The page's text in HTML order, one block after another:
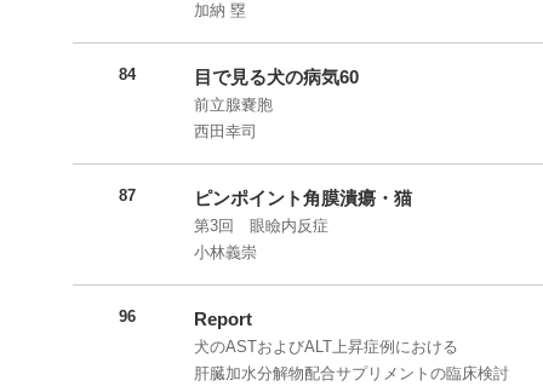
加納 塁
84 目で見る犬の病気60
前立腺嚢胞
西田幸司
87 ピンポイント角膜潰瘍・猫
第3回 眼瞼内反症
小林義崇
96 Report
犬のASTおよびALT上昇症例における
肝臓加水分解物配合サプリメントの臨床検討